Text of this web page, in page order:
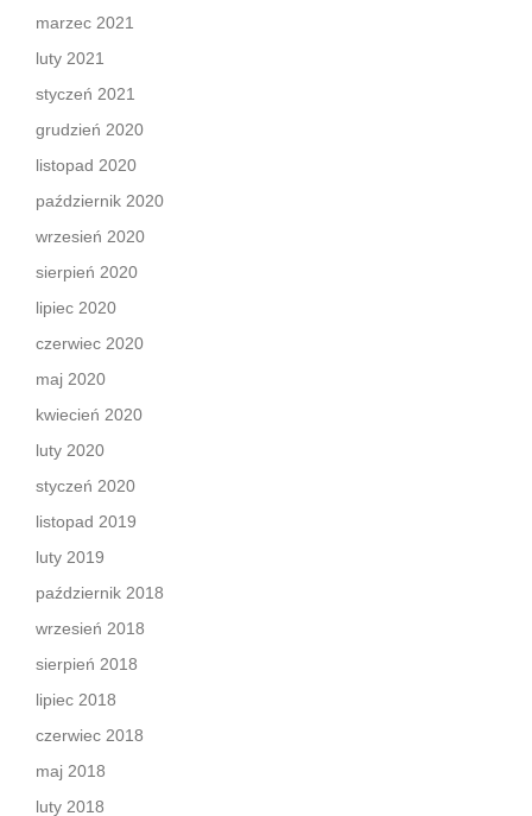
marzec 2021
luty 2021
styczeń 2021
grudzień 2020
listopad 2020
październik 2020
wrzesień 2020
sierpień 2020
lipiec 2020
czerwiec 2020
maj 2020
kwiecień 2020
luty 2020
styczeń 2020
listopad 2019
luty 2019
październik 2018
wrzesień 2018
sierpień 2018
lipiec 2018
czerwiec 2018
maj 2018
luty 2018